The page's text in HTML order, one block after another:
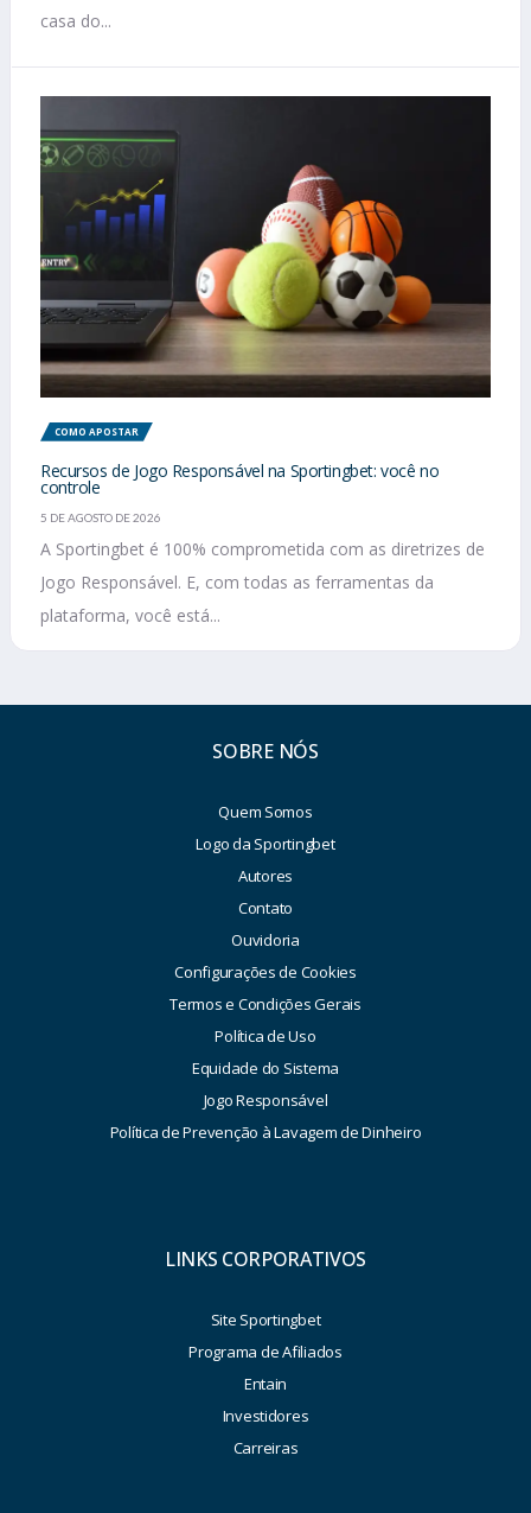
casa do...
COMO APOSTAR
Recursos de Jogo Responsável na Sportingbet: você no
controle
5 DE AGOSTO DE 2026
A Sportingbet é 100% comprometida com as diretrizes de
Jogo Responsável. E, com todas as ferramentas da
plataforma, você está...
SOBRE NÓS
Quem Somos
Logo da Sportingbet
Autores
Contato
Ouvidoria
Configurações de Cookies
Termos e Condições Gerais
Política de Uso
Equidade do Sistema
Jogo Responsável
Política de Prevenção à Lavagem de Dinheiro
LINKS CORPORATIVOS
Site Sportingbet
Programa de Afiliados
Entain
Investidores
Carreiras